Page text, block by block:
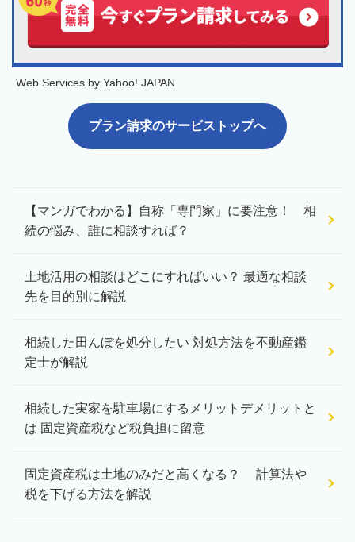
Web Services by Yahoo! JAPAN
プラン請求のサービストップへ
【マンガでわかる】自称「専門家」に要注意！ 相
続の悩み、誰に相談すれば？
土地活用の相談はどこにすればいい？ 最適な相談
先を目的別に解説
相続した田んぼを処分したい 対処方法を不動産鑑
定士が解説
相続した実家を駐車場にするメリットデメリットと
は 固定資産税など税負担に留意
固定資産税は土地のみだと高くなる？ 計算法や
税を下げる方法を解説